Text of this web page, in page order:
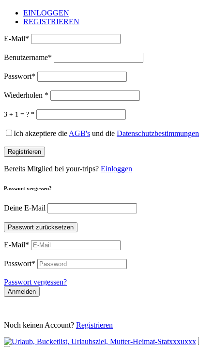
EINLOGGEN
REGISTRIEREN
E-Mail*
Benutzername*
Passwort*
Wiederholen *
3 + 1 = ? *
Ich akzeptiere die AGB's und die Datenschutzbestimmungen
Registrieren
Bereits Mitglied bei your-trips? Einloggen
Passwort vergessen?
Deine E-Mail
Passwort zurücksetzen
E-Mail*
Passwort*
Passwort vergessen?
Anmelden
Noch keinen Account? Registrieren